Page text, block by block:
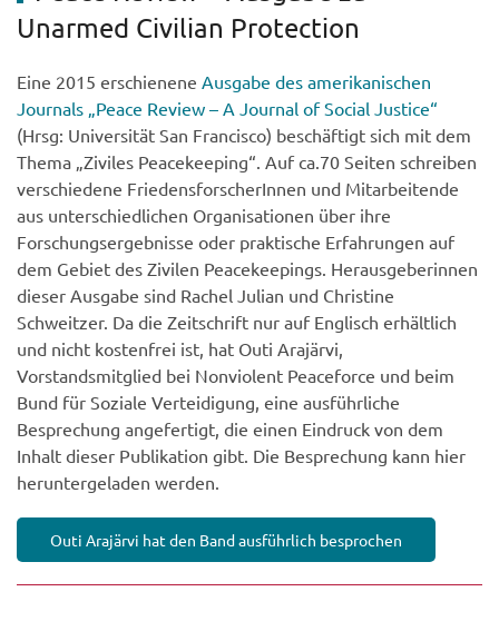
Unarmed Civilian Protection
Eine 2015 erschienene Ausgabe des amerikanischen
Journals „Peace Review – A Journal of Social Justice“
(Hrsg: Universität San Francisco) beschäftigt sich mit dem
Thema „Ziviles Peacekeeping“. Auf ca.70 Seiten schreiben
verschiedene FriedensforscherInnen und Mitarbeitende
aus unterschiedlichen Organisationen über ihre
Forschungsergebnisse oder praktische Erfahrungen auf
dem Gebiet des Zivilen Peacekeepings. Herausgeberinnen
dieser Ausgabe sind Rachel Julian und Christine
Schweitzer. Da die Zeitschrift nur auf Englisch erhältlich
und nicht kostenfrei ist, hat Outi Arajärvi,
Vorstandsmitglied bei Nonviolent Peaceforce und beim
Bund für Soziale Verteidigung, eine ausführliche
Besprechung angefertigt, die einen Eindruck von dem
Inhalt dieser Publikation gibt. Die Besprechung kann hier
heruntergeladen werden.
Outi Arajärvi hat den Band ausführlich besprochen